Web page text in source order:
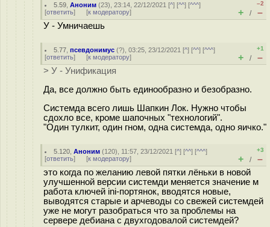
5.59 ,Аноним (23), 23:14, 22/12/2021 [^] [^^] [^^^]
[ответить] [к модератору]
–2
+ / –
У - Умничаешь
5.77 ,псевдонимус (?), 03:25, 23/12/2021 [^] [^^] [^^^]
[ответить] [к модератору]
+1
+ / –
> У - Унификация
Да, все должно быть единообразно и безобразно.
Системда всего лишь Шапкин Лок. Нужно чтобы
сдохло все, кроме шапочных "технологий".
"Один тулкит, один гном, одна системда, одно яичко."
5.120 ,Аноним (120), 11:57, 23/12/2021 [^] [^^] [^^^]
[ответить] [к модератору]
+3
+ / –
это когда по желанию левой пятки лёньки в новой
улучшенной версии системди меняется значение м
работа ключей ini-портянок, вводятся новые,
выводятся старые и арчеводы со свежей системдей
уже не могут разобраться что за проблемы на
сервере дебиана с двухгодовалой системдей?